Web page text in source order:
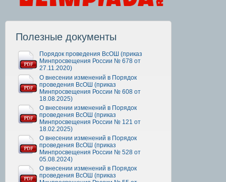
Полезные документы
Порядок проведения ВсОШ (приказ
Минпросвещения России № 678 от
27.11.2020)
О внесении изменений в Порядок
проведения ВсОШ (приказ
Минпросвещения России № 608 от
18.08.2025)
О внесении изменений в Порядок
проведения ВсОШ (приказ
Минпросвещения России № 121 от
18.02.2025)
О внесении изменений в Порядок
проведения ВсОШ (приказ
Минпросвещения России № 528 от
05.08.2024)
О внесении изменений в Порядок
проведения ВсОШ (приказ